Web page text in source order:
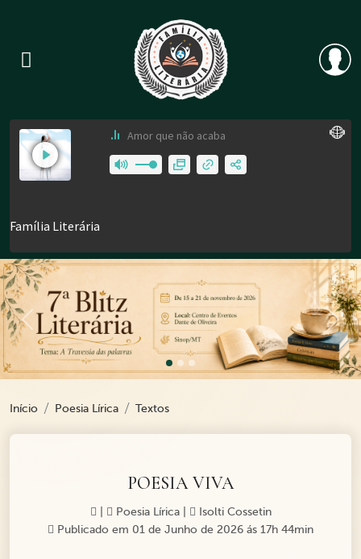
Previous
Início Poesia Lírica Textos
POESIA VIVA
Poesia Lírica
Isolti Cossetin
Publicado em 01 de Junho de 2026 ás 17h 44min